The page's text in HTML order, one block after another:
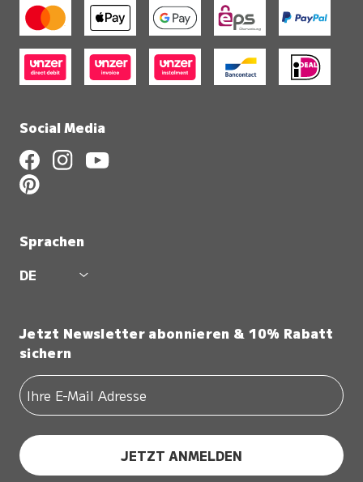
Social Media
Sprachen
DE
Jetzt Newsletter abonnieren & 10% Rabatt
sichern
JETZT ANMELDEN